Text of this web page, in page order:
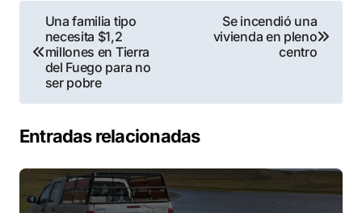
Navegación
de
entradas
Una familia tipo
necesita $1,2
millones en Tierra
del Fuego para no
ser pobre
Se incendió una
vivienda en pleno
centro
Entradas relacionadas